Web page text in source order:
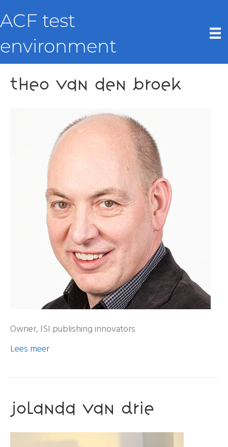
ACF test
environment
Theo van den Broek
Owner, ISI publishing innovators
Lees meer
Jolanda van Drie